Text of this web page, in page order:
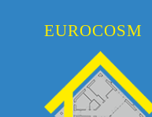
EUROCOSM